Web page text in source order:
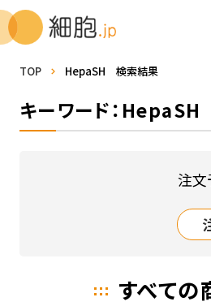
TOP HepaSH 検索結果
キーワード：HepaSH
注
すべての